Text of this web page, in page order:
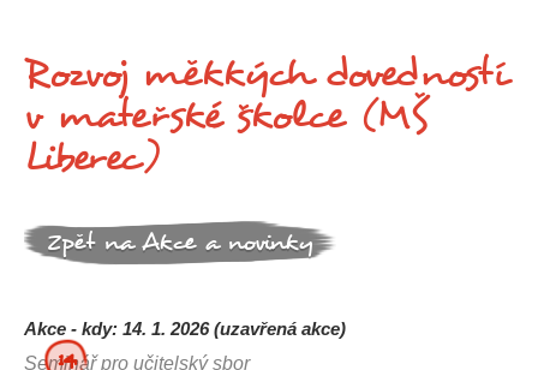
Rozvoj měkkých dovedností
v mateřské školce (MŠ
Liberec)
Zpět na Akce a novinky
14.
Akce - kdy: 14. 1. 2026 (uzavřená akce)
Seminář pro učitelský sbor